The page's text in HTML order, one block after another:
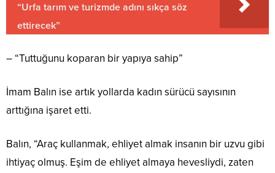
“Urfa tarım ve turizmde adını sıkça söz
ettirecek”
– “Tuttuğunu koparan bir yapıya sahip”
İmam Balın ise artık yollarda kadın sürücü sayısının
arttığına işaret etti.
Balın, “Araç kullanmak, ehliyet almak insanın bir uzvu gibi
ihtiyaç olmuş. Eşim de ehliyet almaya hevesliydi, zaten